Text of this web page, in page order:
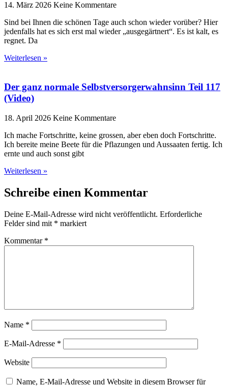
14. März 2026 Keine Kommentare
Sind bei Ihnen die schönen Tage auch schon wieder vorüber? Hier
jedenfalls hat es sich erst mal wieder „ausgegärtnert“. Es ist kalt, es
regnet. Da
Weiterlesen »
Der ganz normale Selbstversorgerwahnsinn Teil 117
(Video)
18. April 2026 Keine Kommentare
Ich mache Fortschritte, keine grossen, aber eben doch Fortschritte.
Ich bereite meine Beete für die Pflazungen und Aussaaten fertig. Ich
ernte und auch sonst gibt
Weiterlesen »
Schreibe einen Kommentar
Deine E-Mail-Adresse wird nicht veröffentlicht. Erforderliche
Felder sind mit * markiert
Kommentar *
Name *
E-Mail-Adresse *
Website
Name, E-Mail-Adresse und Website in diesem Browser für